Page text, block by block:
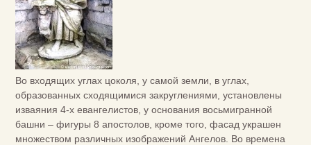
Во входящих углах цоколя, у самой земли, в углах,
образованных сходящимися закруглениями, установлены
изваяния 4-х евангелистов, у основания восьмигранной
башни – фигуры 8 апостолов, кроме того, фасад украшен
множеством различных изображений Ангелов. Во времена